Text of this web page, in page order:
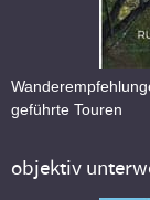
geführte Touren
objektiv